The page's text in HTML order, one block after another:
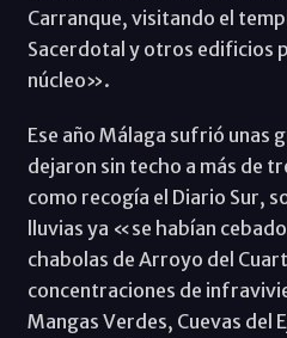
Carranque, visitando el
Sacerdotal y otros edificios
núcleo».
Ese año Málaga sufrió unas
dejaron sin techo a más de
como recogía el Diario Sur,
lluvias ya «se habían
chabolas de Arroyo del
concentraciones de
Mangas Verdes, Cuevas del